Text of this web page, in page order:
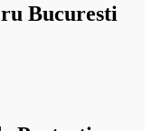
Bucuresti